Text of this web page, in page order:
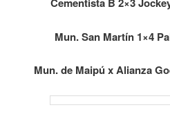
Cementista B 2×3
Mun. San Martín 1×4
Mun. de Maipú x Alianza